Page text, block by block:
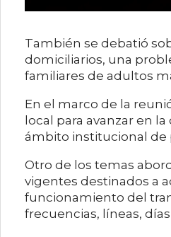
También se debatió
domiciliarios, una
familiares de adultos
En el marco de la
local para avanzar en
ámbito institucional de
Otro de los temas
vigentes destinados a
funcionamiento del
frecuencias, líneas, días